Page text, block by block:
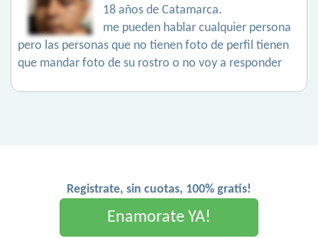
18 años de Catamarca.
me pueden hablar cualquier persona
pero las personas que no tienen foto de perfil tienen
que mandar foto de su rostro o no voy a responder
Registrate, sin cuotas, 100% gratis!
Enamorate YA!